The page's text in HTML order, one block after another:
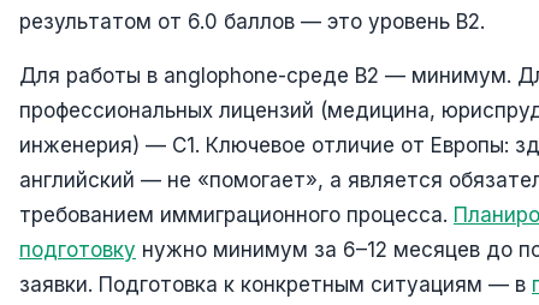
результатом от 6.0 баллов — это уровень B2.
Для работы в anglophone-среде B2 — минимум.
профессиональных лицензий (медицина,
инженерия) — C1. Ключевое отличие от Европы:
английский — не «помогает», а является
требованием иммиграционного процесса.
подготовку нужно минимум за 6–12 месяцев до
заявки. Подготовка к конкретным ситуациям — в